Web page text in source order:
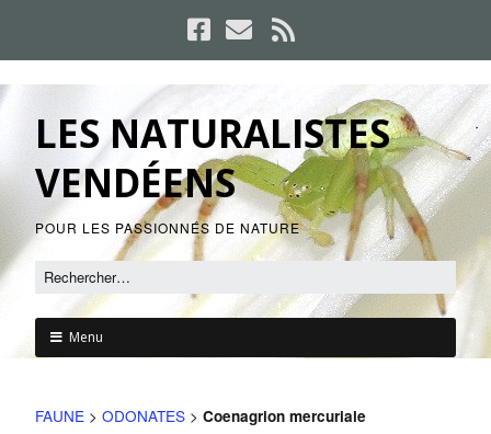
LES NATURALISTES
VENDÉENS
POUR LES PASSIONNÉS DE NATURE
Menu
FAUNE > ODONATES > Coenagrion mercuriale